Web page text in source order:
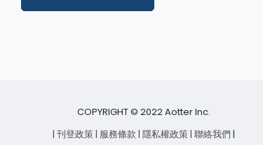
COPYRIGHT © 2022 Aotter Inc.
| 刊登政策| 服務條款 | 隱私權政策| 聯絡我們 |